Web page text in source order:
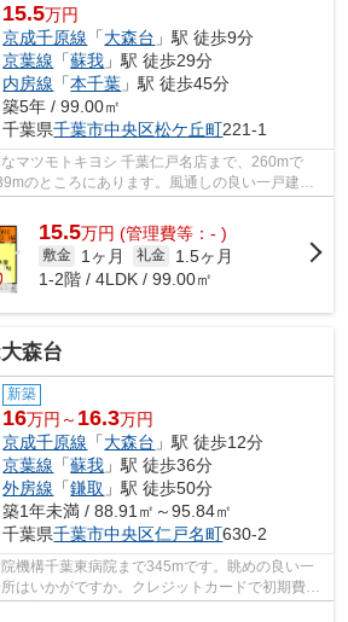
15.5万円
京成千原線 「大森台 」駅 徒歩9分
京葉線 「蘇我 」駅 徒歩29分
内房線 「本千葉 」駅 徒歩45分
築5年 / 99.00㎡
千葉県千葉市中央区松ケ丘町221-1
マツモトキヨシ 千葉仁戸名店まで、260mで
のところにあります。風通しの良い一戸建て
15.5万円 (管理費等：- )
敷金 1ヶ月 礼金
1.5ヶ月
1-2階 / 4LDK / 99.00㎡
森台
新築
16万円～ 16.3万円
京成千原線 「大森台 」駅 徒歩12分
京葉線 「蘇我 」駅 徒歩36分
外房線 「鎌取 」駅 徒歩50分
築1年未満 / 88.91㎡～95.84㎡
千葉県千葉市中央区仁戸名町630-2
機構千葉東病院まで345mです。眺めの良い一
はいかがですか。クレジットカードで初期費用
決済の手間...